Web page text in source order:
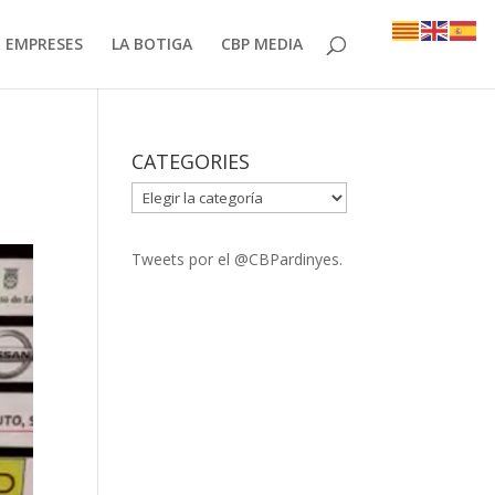
EMPRESES LA BOTIGA CBP MEDIA
CATEGORIES
CATEGORIES
Tweets por el @CBPardinyes.